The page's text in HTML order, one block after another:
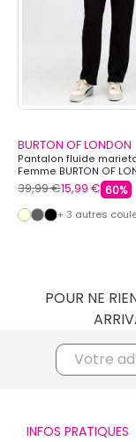
BURTON OF LONDON
Pantalon fluide
Femme BURTON OF
39,99 €15,99 € 60%
+ 3 autres
POUR NE
INFOS PRATIQUES